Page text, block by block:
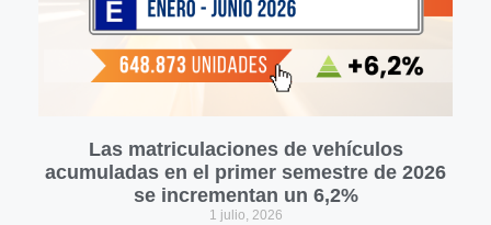
Las matriculaciones de vehículos
acumuladas en el primer semestre de 2026
se incrementan un 6,2%
1 julio, 2026